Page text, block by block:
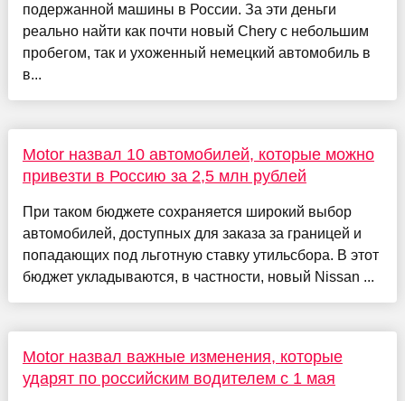
подержанной машины в России. За эти деньги
реально найти как почти новый Chery с небольшим
пробегом, так и ухоженный немецкий автомобиль в
в...
Motor назвал 10 автомобилей, которые можно
привезти в Россию за 2,5 млн рублей
При таком бюджете сохраняется широкий выбор
автомобилей, доступных для заказа за границей и
попадающих под льготную ставку утильсбора. В этот
бюджет укладываются, в частности, новый Nissan ...
Motor назвал важные изменения, которые
ударят по российским водителем с 1 мая